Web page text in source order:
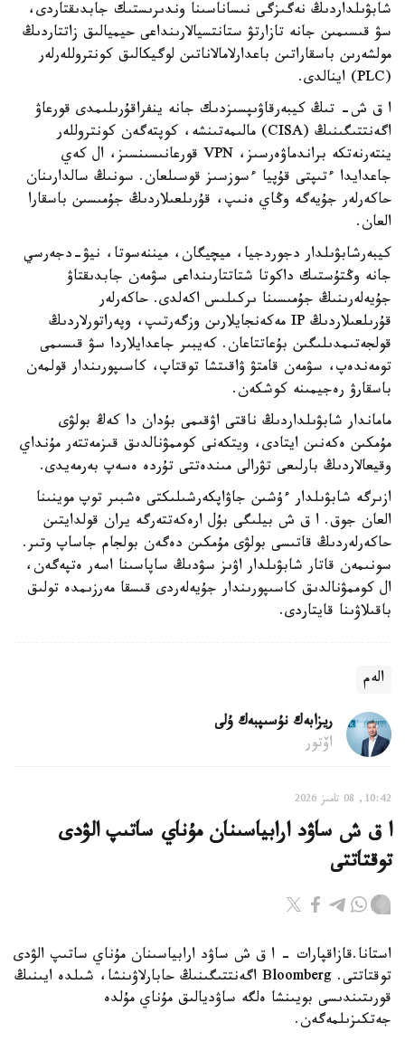
شابۋىلداردىڭ نەگىزگى نىساناسىنا وندىرىستىك جابدىقتاردى،
سۋ قىسىمىن جانە تازارتۋ ستانتسيالارىنداعى حيميالىق زاتتاردىڭ
مولشەرىن باسقاراتىن باعدارلامالاناتىن لوگيكالىق كونتروللەرلەر
(PLC) اينالدى.
ا ق ش- تىڭ كيبەرقاۋىپسىزدىك جانە ينفراقۇرىلىمدى قورعاۋ
اگەنتتىگىنىڭ (CISA) مالىمەتىنشە، كوپتەگەن كونتروللەر
ينتەرنەتكە براندماۋەرسىز، VPN قورعانىسىنسىز، ال كەي
جاعدايدا ءتىپتى قۇپيا ءسوزسىز قوسىلعان. سونىڭ سالدارىنان
حاكەرلەر جۇيەگە وڭاي ەنىپ، قۇرىلعىلاردىڭ جۇمىسىن باسقارا
العان.
كيبەرشابۋىلدار دجوردجيا، ميچيگان، ميننەسوتا، نيۋ-دجەرسي
جانە وڭتۇستىك داكوتا شتاتتارىنداعى سۋمەن جابدىقتاۋ
جۇيەلەرىنىڭ جۇمىسىنا ىركىلىس اكەلدى. حاكەرلەر
قۇرىلعىلاردىڭ IP مەكەنجايلارىن وزگەرتىپ، وپەراتورلاردىڭ
قولجەتىمدىلىگىن بۇعاتتاعان. كەيبىر جاعدايلاردا سۋ قىسىمى
تومەندەپ، سۋمەن قامتۋ ۋاقىتشا توقتاپ، كاسىپورىندار قولمەن
باسقارۋ رەجيمىنە كوشكەن.
ماماندار شابۋىلداردىڭ ناقتى اۋقىمى بۇدان دا كەڭ بولۋى
مۇمكىن ەكەنىن ايتادى، ويتكەنى كوممۋنالدىق قىزمەتتەر مۇنداي
وقيعالاردىڭ بارلىعى تۋرالى مىندەتتى تۇردە ەسەپ بەرمەيدى.
ازىرگە شابۋىلدار ءۇشىن جاۋاپكەرشىلىكتى ەشبىر توپ موينىنا
العان جوق. ا ق ش بيلىگى بۇل ارەكەتتەرگە يران قولدايتىن
حاكەرلەردىڭ قاتىسى بولۋى مۇمكىن دەگەن بولجام جاساپ وتىر.
سونىمەن قاتار شابۋىلدار اۋىز سۋدىڭ ساپاسىنا اسەر ەتپەگەن،
ال كوممۋنالدىق كاسىپورىندار جۇيەلەردى قىسقا مەرزىمدە تولىق
باقىلاۋىنا قايتاردى.
الەم
ريزابەك نۇسىپبەك ۇلى
اۆتور
10:42, 08 تامىز 2026
ا ق ش ساۋد ارابياسىنان مۇناي ساتىپ الۋدى
توقتاتتى
استانا.قازاقپارات - ا ق ش ساۋد ارابياسىنان مۇناي ساتىپ الۋدى
توقتاتتى. Bloomberg اگەنتتىگىنىڭ حابارلاۋىنشا، شىلدە ايىنىڭ
قورىتىندىسى بويىنشا ەلگە ساۋديالىق مۇناي مۇلدە
جەتكىزىلمەگەن.